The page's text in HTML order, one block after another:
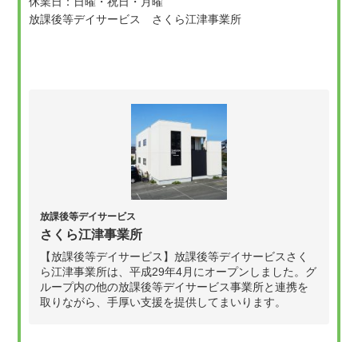
放課後等デイサービス さくら江津事業所
放課後等デイサービス
さくら江津事業所
【放課後等デイサービス】放課後等デイサービスさく
ら江津事業所は、平成29年4月にオープンしました。グ
ループ内の他の放課後等デイサービス事業所と連携を
取りながら、手厚い支援を提供してまいります。